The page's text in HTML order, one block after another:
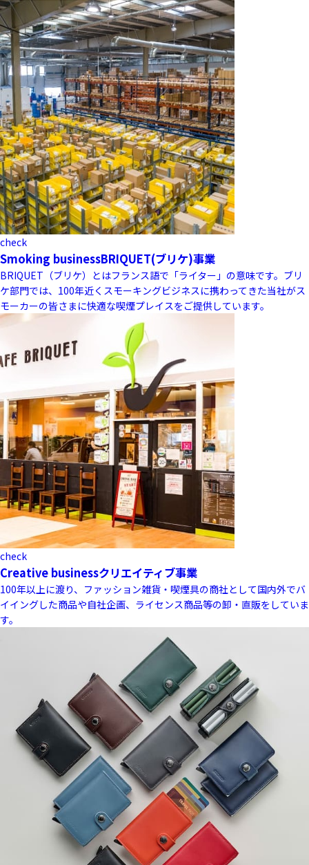
check
Smoking businessBRIQUET(ブリケ)事業
BRIQUET（ブリケ）とはフランス語で「ライター」の意味です。ブリ
ケ部門では、100年近くスモーキングビジネスに携わってきた当社がス
モーカーの皆さまに快適な喫煙プレイスをご提供しています。
check
Creative businessクリエイティブ事業
100年以上に渡り、ファッション雑貨・喫煙具の商社として国内外でバ
イイングした商品や自社企画、ライセンス商品等の卸・直販をしていま
す。